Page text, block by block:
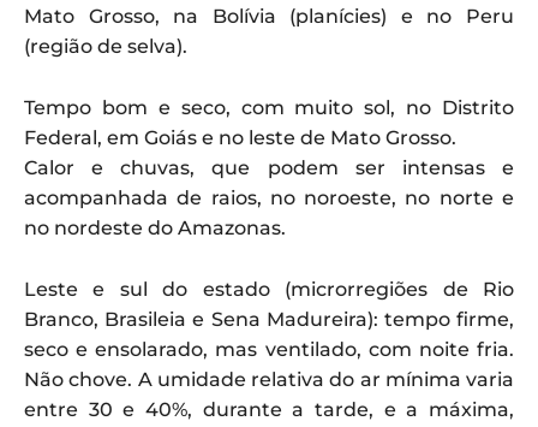
Mato Grosso, na Bolívia (planícies) e no Peru
(região de selva).
Tempo bom e seco, com muito sol, no Distrito
Federal, em Goiás e no leste de Mato Grosso.
Calor e chuvas, que podem ser intensas e
acompanhada de raios, no noroeste, no norte e
no nordeste do Amazonas.
Leste e sul do estado (microrregiões de Rio
Branco, Brasileia e Sena Madureira): tempo firme,
seco e ensolarado, mas ventilado, com noite fria.
Não chove. A umidade relativa do ar mínima varia
entre 30 e 40%, durante a tarde, e a máxima,